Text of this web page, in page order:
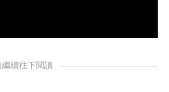
繼續往下閱讀